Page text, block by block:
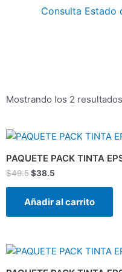
Consulta Estado
Mostrando los 2 resultados
PAQUETE PACK TINTA
$49.5
El
precio
original
era:
$49.5.
$38.5
El
precio
actual
es:
Añadir al carrito
El
original
El
actual